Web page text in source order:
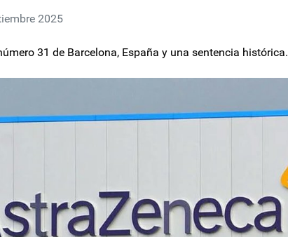
2025
31 de Barcelona, España y una sentencia histórica.